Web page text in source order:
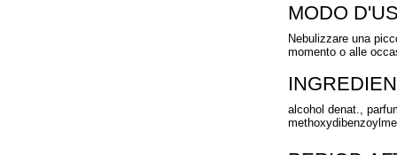
MODO
Nebulizzare una
momento o alle
alcohol denat.,